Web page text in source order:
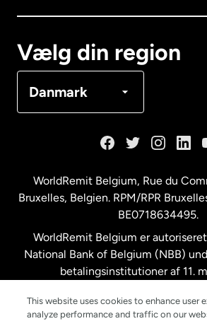
Vælg din region
Danmark
Malaysia
New Zealand
Spanien
WorldRemit Belgium, Rue du
Bruxelles, Belgien. RPM/RPR
BE0718634495.
WorldRemit Belgium er
National Bank of Belgium (NBB)
betalingsinstitutioner af 11.
This website uses cookies to enhance user
analyze performance and traffic on our